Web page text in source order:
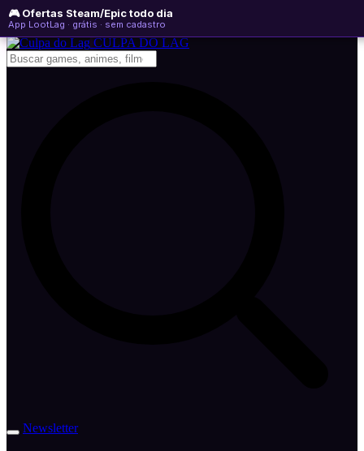
🎮 Ofertas Steam/Epic todo dia
App LootLag · grátis · sem cadastro
domingo, 09 de agosto de 2026 WhatsApp
Newsletter
CULPA DO LAG
Newsletter